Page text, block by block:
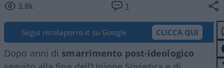
3.8k 1
Segui nicolaporro.it su Google CLICCA QUI
Dopo anni di smarrimento post-ideologico